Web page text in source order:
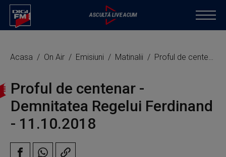
Acasa On Air Emisiuni Matinalii Proful de centenar - Demnitatea Regelui Ferdinand
Proful de centenar -
Demnitatea Regelui Ferdinand
- 11.10.2018